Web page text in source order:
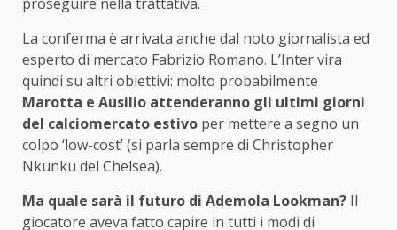
La conferma è arrivata anche dal noto giornalista ed
esperto di mercato Fabrizio Romano. L’Inter vira
quindi su altri obiettivi: molto probabilmente
Marotta e Ausilio attenderanno gli ultimi giorni
del calciomercato estivo per mettere a segno un
colpo ‘low-cost’ (si parla sempre di Christopher
Nkunku del Chelsea).
Ma quale sarà il futuro di Ademola Lookman? Il
giocatore aveva fatto capire in tutti i modi di